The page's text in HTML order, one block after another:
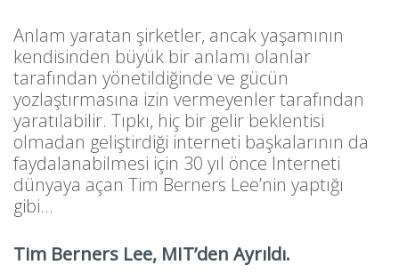
Anlam yaratan şirketler, ancak yaşamının
kendisinden büyük bir anlamı olanlar
tarafından yönetildiğinde ve gücün
yozlaştırmasına izin vermeyenler tarafından
yaratılabilir. Tıpkı, hiç bir gelir beklentisi
olmadan geliştirdiği interneti başkalarının da
faydalanabilmesi için 30 yıl önce Interneti
dünyaya açan Tim Berners Lee’nin yaptığı
gibi…
Tim Berners Lee, MIT’den Ayrıldı.